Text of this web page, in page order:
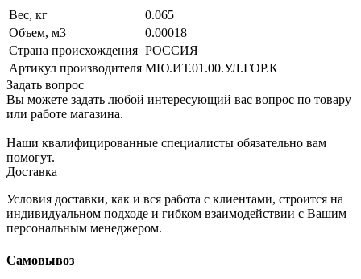
Вес, кг
0.065
Объем, м3
0.00018
Страна происхождения РОССИЯ
Артикул производителя МЮ.ИТ.01.00.УЛ.ГОР.К
Задать вопрос
Вы можете задать любой интересующий вас вопрос по товару
или работе магазина.
Наши квалифицированные специалисты обязательно вам
помогут.
Доставка
Условия доставки, как и вся работа с клиентами, строится на
индивидуальном подходе и гибком взаимодействии с Вашим
персональным менеджером.
Самовывоз